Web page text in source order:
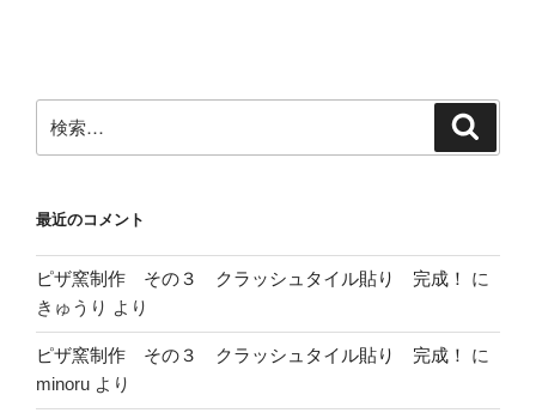
索:
最近のコメント
ピザ窯制作 その３ クラッシュタイル貼り 完成！
に
きゅうり より
ピザ窯制作 その３ クラッシュタイル貼り 完成！
に
minoru より